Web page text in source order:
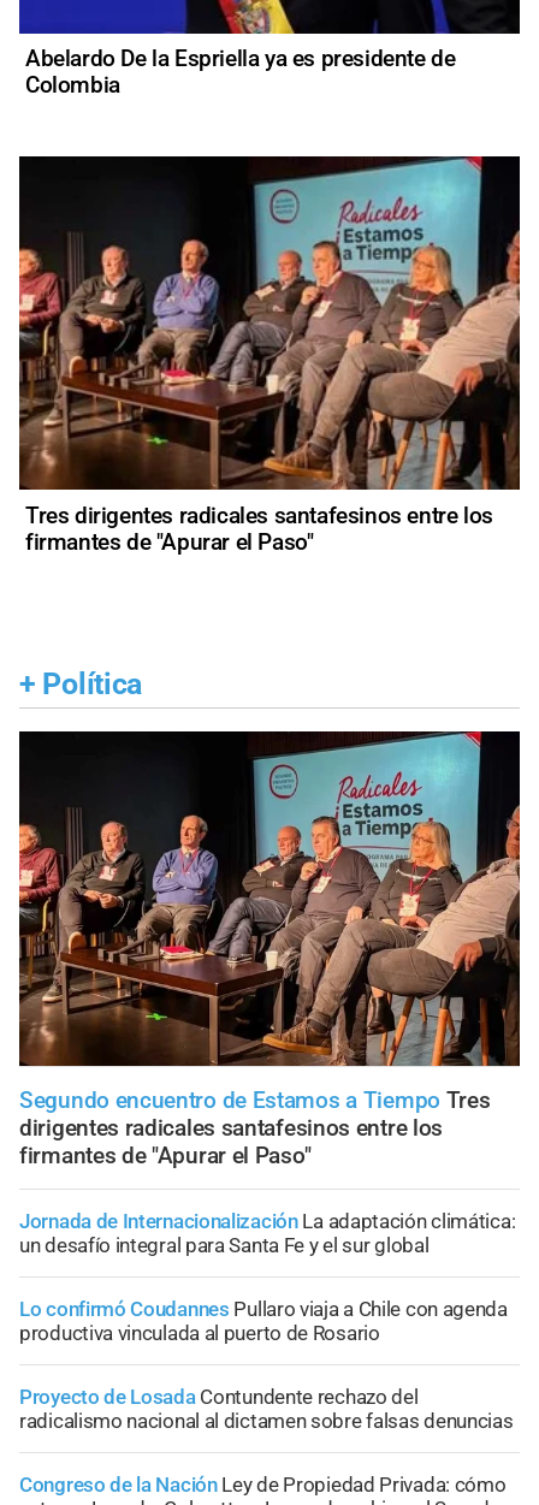
Abelardo De la Espriella ya es presidente de
Colombia
Tres dirigentes radicales santafesinos entre los
firmantes de "Apurar el Paso"
+ Política
Segundo encuentro de Estamos a Tiempo Tres
dirigentes radicales santafesinos entre los
firmantes de "Apurar el Paso"
Jornada de Internacionalización La adaptación climática:
un desafío integral para Santa Fe y el sur global
Lo confirmó Coudannes Pullaro viaja a Chile con agenda
productiva vinculada al puerto de Rosario
Proyecto de Losada Contundente rechazo del
radicalismo nacional al dictamen sobre falsas denuncias
Congreso de la Nación Ley de Propiedad Privada: cómo